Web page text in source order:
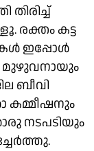
തിരിച്ച്
രക്തം കട്ട
ഇപ്പോൾ
മുഴുവനായും
ബീവി
കമ്മീഷനും
നടപടിയും